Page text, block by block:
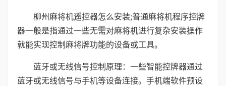
柳州麻将机遥控器怎么安装;普通麻将机程序控牌
器一般是指通过一些无需对麻将机进行复杂安装操作
就能实现控制麻将牌功能的设备或工具。
蓝牙或无线信号控制原理：一些智能控牌器通过
蓝牙或无线信号与手机等设备连接。手机端软件预设